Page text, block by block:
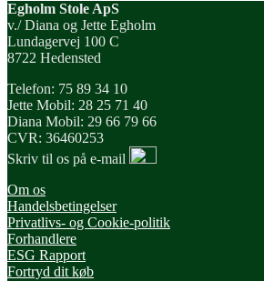
Egholm Stole ApS
v./ Diana og Jette Egholm
Lundagervej 100 C
8722 Hedensted
Telefon: 75 89 34 10
Jette Mobil: 28 25 71 40
Diana Mobil: 29 66 79 66
CVR: 36460253
Skriv til os på e-mail
Om os
Handelsbetingelser
Privatlivs- og Cookie-politik
Forhandlere
ESG Rapport
Fortryd dit køb